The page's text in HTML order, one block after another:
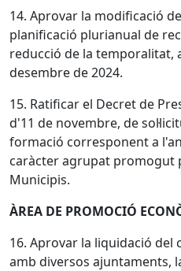
14. Aprovar la modificació
planificació plurianual de
reducció de la temporalitat,
desembre de 2024.
15. Ratificar el Decret de
d'11 de novembre, de
formació corresponent a
caràcter agrupat promogut
Municipis.
ÀREA DE PROMOCIÓ
16. Aprovar la liquidació del
amb diversos ajuntaments,